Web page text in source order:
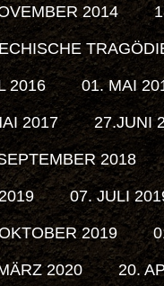
2014
2016 01. MAI
2017 27.JUNI
2018
07. JULI
2019
2020 20.